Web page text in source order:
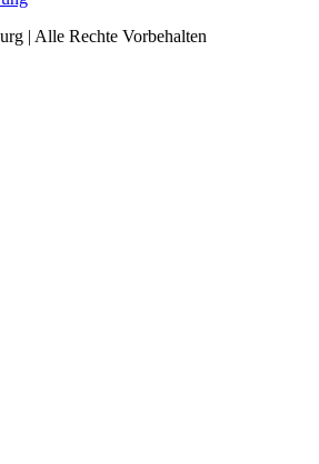
| Alle Rechte Vorbehalten